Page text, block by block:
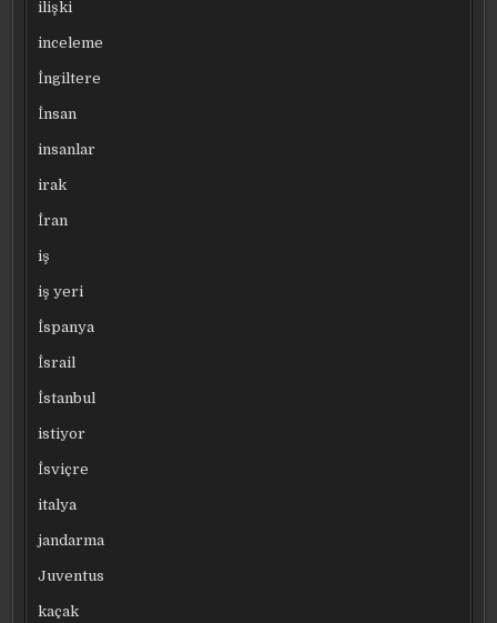
ilişki
inceleme
İngiltere
İnsan
insanlar
irak
İran
iş
iş yeri
İspanya
İsrail
İstanbul
istiyor
İsviçre
italya
jandarma
Juventus
kaçak